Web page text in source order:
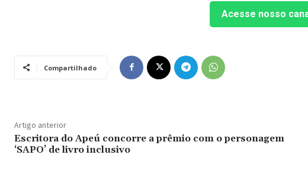
Acesse nosso
Compartilhado
Artigo anterior
Escritora do Apeú concorre a prêmio com o personagem
‘SAPO’ de livro inclusivo